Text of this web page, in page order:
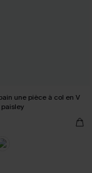
une pièce à col en V